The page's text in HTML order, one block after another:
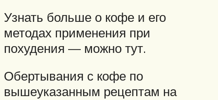
Узнать больше о кофе и его
методах применения при
похудения — можно тут.
Обертывания с кофе по
вышеуказанным рецептам на